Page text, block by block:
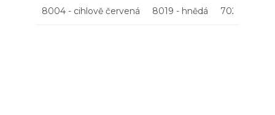
8004 - cihlově červená 8019 - hnědá 7021 -